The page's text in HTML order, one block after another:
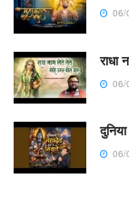
06/
राधा
06/
06/